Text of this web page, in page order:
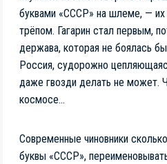
буквами «СССР» на шлеме, — их
трёпом. Гагарин стал первым,
держава, которая не боялась
Россия, судорожно
даже гвозди делать не может.
космосе…
Современные чиновники
буквы «СССР»,